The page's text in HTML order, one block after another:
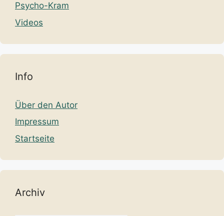
Psycho-Kram
Videos
Info
Über den Autor
Impressum
Startseite
Archiv